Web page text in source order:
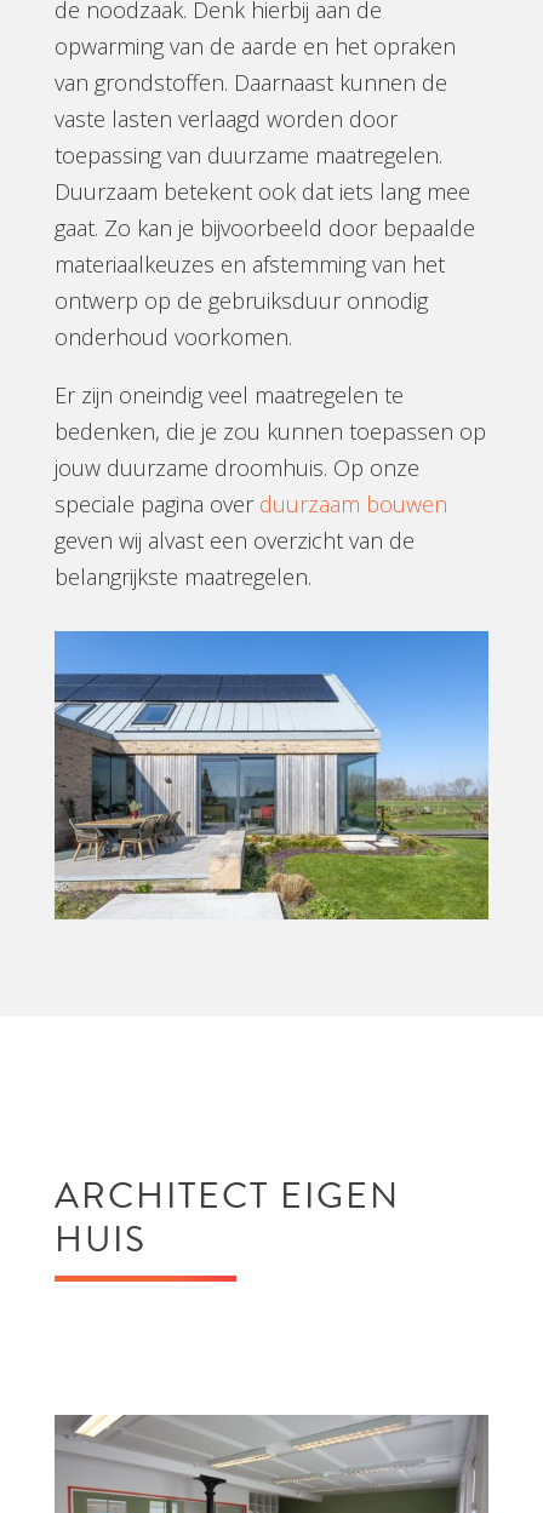
de noodzaak. Denk hierbij aan de
opwarming van de aarde en het opraken
van grondstoffen. Daarnaast kunnen de
vaste lasten verlaagd worden door
toepassing van duurzame maatregelen.
Duurzaam betekent ook dat iets lang mee
gaat. Zo kan je bijvoorbeeld door bepaalde
materiaalkeuzes en afstemming van het
ontwerp op de gebruiksduur onnodig
onderhoud voorkomen.
Er zijn oneindig veel maatregelen te
bedenken, die je zou kunnen toepassen op
jouw duurzame droomhuis. Op onze
speciale pagina over duurzaam bouwen
geven wij alvast een overzicht van de
belangrijkste maatregelen.
ARCHITECT EIGEN
HUIS